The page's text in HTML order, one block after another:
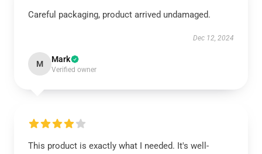
Careful packaging, product arrived undamaged.
Dec 12, 2024
M Mark
Verified owner
This product is exactly what I needed. It's well-